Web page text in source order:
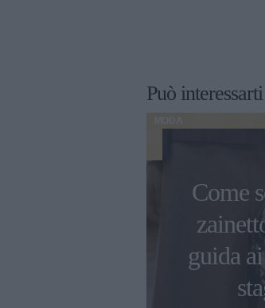
Può
MODA
Come
guida